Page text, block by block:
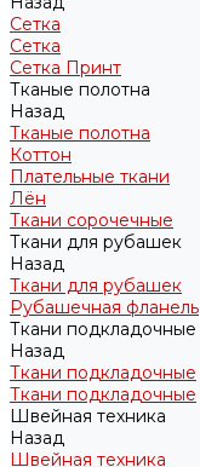
Сетка
Сетка
Сетка Принт
Тканые полотна
Назад
Тканые полотна
Коттон
Плательные ткани
Лён
Ткани сорочечные
Ткани для рубашек
Назад
Ткани для рубашек
Рубашечная фланель
Ткани подкладочные
Назад
Ткани подкладочные
Ткани подкладочные
Швейная техника
Назад
Швейная техника